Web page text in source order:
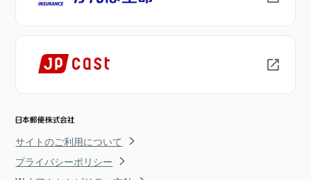
サイトのご利用について
プライバシーポリシー